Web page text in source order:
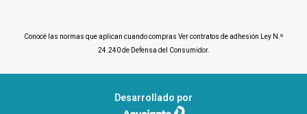
Conocé las normas que aplican cuando compras Ver contratos de adhesión Ley N.º
24.240 de Defensa del Consumidor.
Desarrollado por